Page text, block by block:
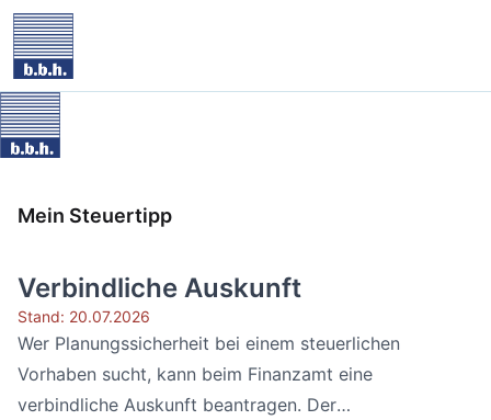
Mein Steuertipp
Verbindliche Auskunft
Stand: 20.07.2026
Wer Planungssicherheit bei einem steuerlichen
Vorhaben sucht, kann beim Finanzamt eine
verbindliche Auskunft beantragen. Der